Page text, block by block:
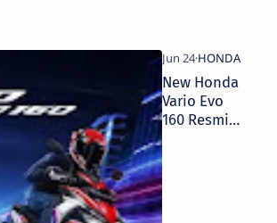
New Honda
Vario Evo
160 Resmi
Meluncur:
Makin
Sporty,
Fitur Makin
Lengkap!